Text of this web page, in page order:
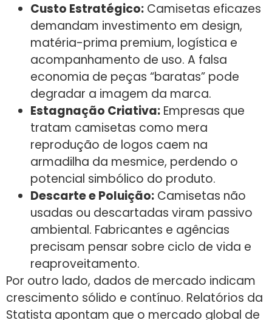
Custo Estratégico: Camisetas eficazes
demandam investimento em design,
matéria-prima premium, logística e
acompanhamento de uso. A falsa
economia de peças “baratas” pode
degradar a imagem da marca.
Estagnação Criativa: Empresas que
tratam camisetas como mera
reprodução de logos caem na
armadilha da mesmice, perdendo o
potencial simbólico do produto.
Descarte e Poluição: Camisetas não
usadas ou descartadas viram passivo
ambiental. Fabricantes e agências
precisam pensar sobre ciclo de vida e
reaproveitamento.
Por outro lado, dados de mercado indicam
crescimento sólido e contínuo. Relatórios da
Statista apontam que o mercado global de